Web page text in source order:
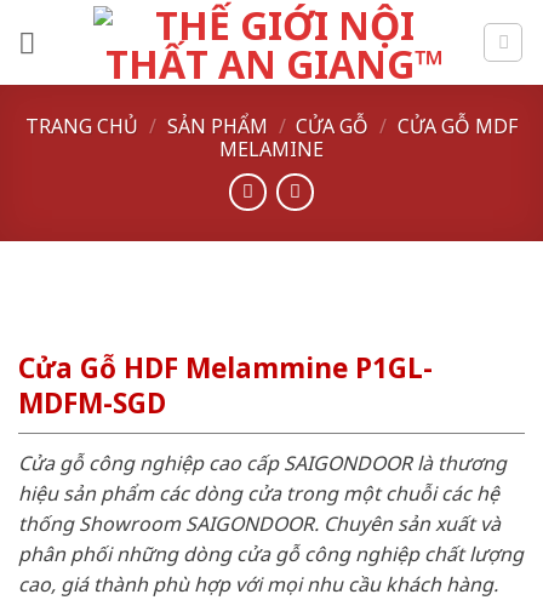
TRANG CHỦ / SẢN PHẨM / CỬA GỖ / CỬA GỖ MDF
MELAMINE
Cửa Gỗ HDF Melammine P1GL-
MDFM-SGD
Cửa gỗ công nghiệp cao cấp SAIGONDOOR là thương
hiệu sản phẩm các dòng cửa trong một chuỗi các hệ
thống Showroom SAIGONDOOR. Chuyên sản xuất và
phân phối những dòng cửa gỗ công nghiệp chất lượng
cao, giá thành phù hợp với mọi nhu cầu khách hàng.